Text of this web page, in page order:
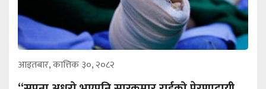
आइतबार, कात्तिक ३०, २०८२